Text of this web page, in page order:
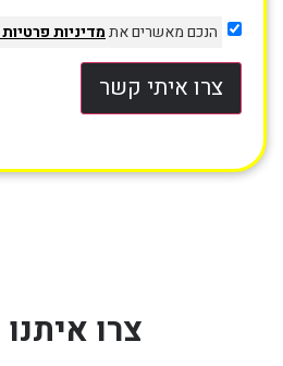
הנכם מאשרים אתמדיניות פרטיות
צרו איתי קשר
צרו